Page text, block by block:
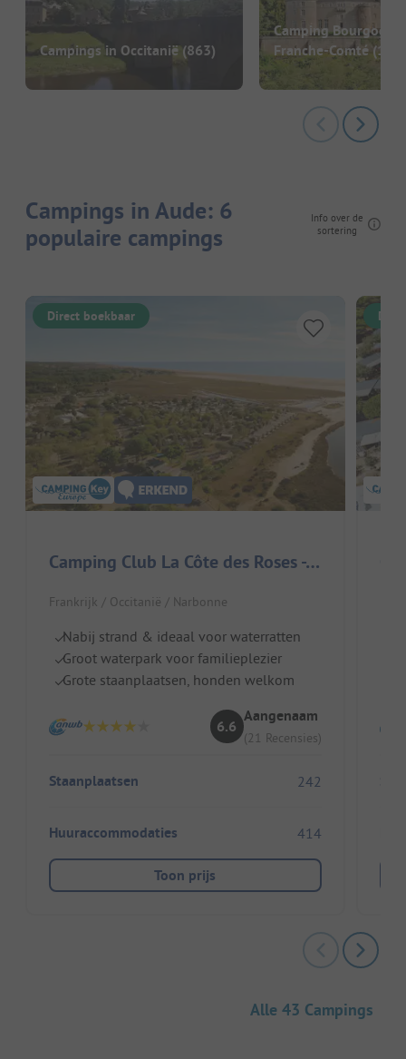
Campings in Occitanië (863)
Camping
Franche-Comté (186)
Campings in Aude: 6
populaire campings
Info over de
sortering
Direct boekbaar
Camping Club La Côte des Roses - MS Vacances
Frankrijk / Occitanië / Narbonne
Nabij strand & ideaal voor waterratten
Groot waterpark voor familieplezier
Grote staanplaatsen, honden welkom
6.6
Aangenaam
(21 Recensies)
Staanplaatsen 242
Huuraccommodaties 414
Toon prijs
Alle 43 Campings